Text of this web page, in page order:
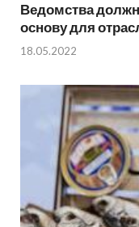
Ведомства
основу для
18.05.2022